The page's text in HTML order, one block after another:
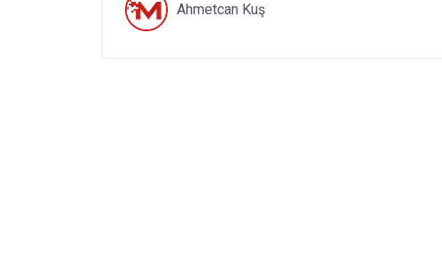
Ahmetcan Kuş